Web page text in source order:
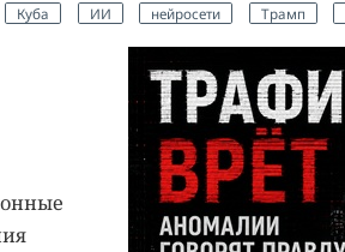
Куба ИИ нейросети Трамп